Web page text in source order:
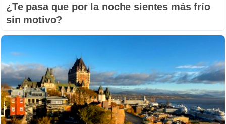
¿Te pasa que por la noche sientes más frío
sin motivo?